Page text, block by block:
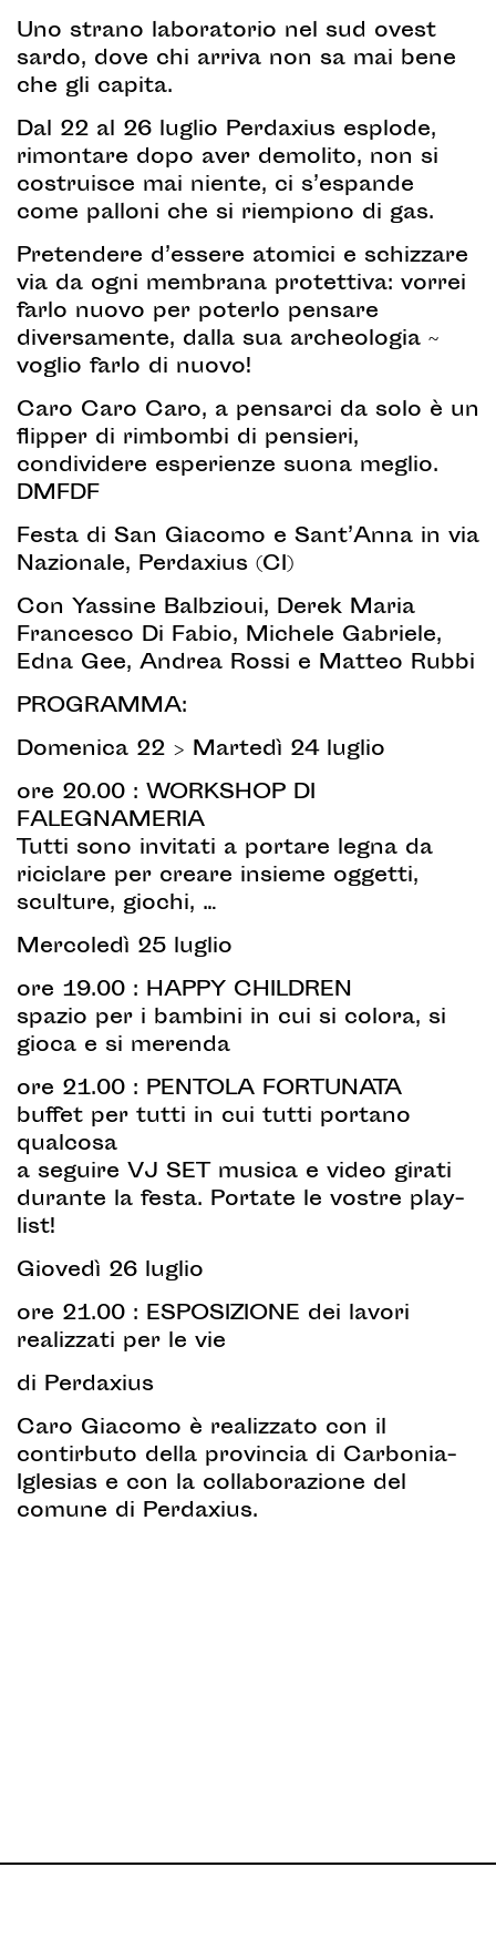
Uno strano laboratorio nel sud ovest
sardo, dove chi arriva non sa mai bene
che gli capita.
Dal 22 al 26 luglio Perdaxius esplode,
rimontare dopo aver demolito, non si
costruisce mai niente, ci s’espande
come palloni che si riempiono di gas.
Pretendere d’essere atomici e schizzare
via da ogni membrana protettiva: vorrei
farlo nuovo per poterlo pensare
diversamente, dalla sua archeologia ~
voglio farlo di nuovo!
Caro Caro Caro, a pensarci da solo è un
flipper di rimbombi di pensieri,
condividere esperienze suona meglio.
DMFDF
Festa di San Giacomo e Sant’Anna in via
Nazionale, Perdaxius (CI)
Con Yassine Balbzioui, Derek Maria
Francesco Di Fabio, Michele Gabriele,
Edna Gee, Andrea Rossi e Matteo Rubbi
PROGRAMMA:
Domenica 22 > Martedì 24 luglio
ore 20.00 : WORKSHOP DI
FALEGNAMERIA
Tutti sono invitati a portare legna da
riciclare per creare insieme oggetti,
sculture, giochi, …
Mercoledì 25 luglio
ore 19.00 : HAPPY CHILDREN
spazio per i bambini in cui si colora, si
gioca e si merenda
ore 21.00 : PENTOLA FORTUNATA
buffet per tutti in cui tutti portano
qualcosa
a seguire VJ SET musica e video girati
durante la festa. Portate le vostre play-
list!
Giovedì 26 luglio
ore 21.00 : ESPOSIZIONE dei lavori
realizzati per le vie
di Perdaxius
Caro Giacomo è realizzato con il
contirbuto della provincia di Carbonia-
Iglesias e con la collaborazione del
comune di Perdaxius.